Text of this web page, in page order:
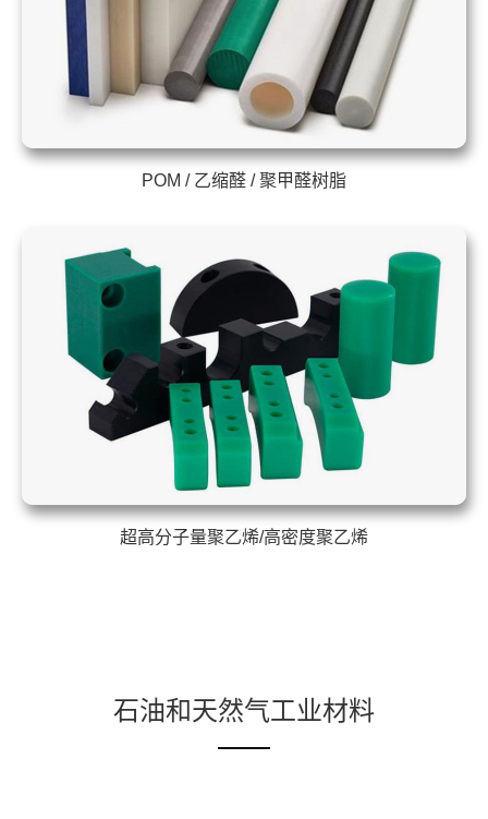
POM / 乙缩醛 / 聚甲醛树脂
超高分子量聚乙烯/高密度聚乙烯
石油和天然气工业材料